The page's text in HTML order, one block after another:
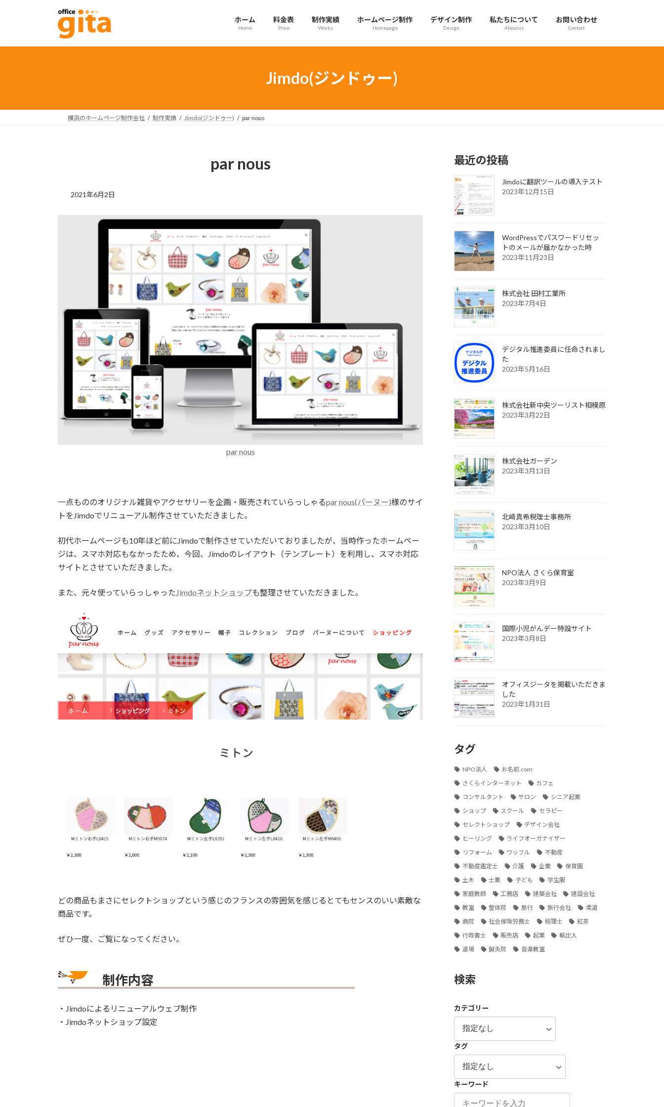
プ
動
ホーム
Home
料金表
Price
制作実績
Works
ホームページ制作
Homepage
デザイン制作
Design
私たちについて
Aboutus
お問い合わせ
Contact
Jimdo(ジンドゥー)
横浜のホームページ制作会社 制作実績 Jimdo(ジンドゥー) par nous
par nous
2021年6月2日
par nous
一点もののオリジナル雑貨やアクセサリーを企画・販売されていらっしゃるpar nous(パーヌー)様のサイ
トをJimdoでリニューアル制作させていただきました。
初代ホームページも10年ほど前にJimdoで制作させていただいておりましたが、当時作ったホームペー
ジは、スマホ対応もなかったため、今回、Jimdoのレイアウト（テンプレート）を利用し、スマホ対応
サイトとさせていただきました。
また、元々使っていらっしゃった Jimdoネットショップも整理させていただきました。
どの商品もまさにセレクトショップという感じのフランスの雰囲気を感じるとてもセンスのいい素敵な
商品です。
ぜひ一度、ご覧になってください。
制作内容
・ Jimdoによるリニューアルウェブ制作
・Jimdoネットショップ設定
最近の投稿
Jimdoに翻訳ツールの導入テスト
2023年12月15日
WordPressでパスワードリセッ
トのメールが届かなかった時
2023年11月23日
株式会社 田村工業所
2023年7月4日
デジタル推進委員に任命されまし
た
2023年5月16日
株式会社新中央ツーリスト相模原
2023年3月22日
株式会社ガーデン
2023年3月13日
北崎真希税理士事務所
2023年3月10日
NPO法人 さくら保育室
2023年3月9日
国際小児がんデー特設サイト
2023年3月8日
オフィスジータを掲載いただきま
した
2023年1月31日
タグ
NPO法人
お名前.com
さくらインターネット
カフェ
コンサルタント
サロン
シニア起業
ショップ
スクール
セラピー
セレクトショップ
デザイン会社
ヒーリング
ライフオーガナイザー
リフォーム
ワッフル
不動産
不動産鑑定士
介護 企業
保育園
土木
士業 子ども
学生服
家庭教師
工務店 建築会社
建設会社
教室
整体院 旅行 旅行会社
柔道
病院
社会保険労務士 税理士
紅茶
行政書士
販売店 起業
輸出入
道場
鍼灸院 音楽教室
検索
カテゴリー
タグ
キーワード